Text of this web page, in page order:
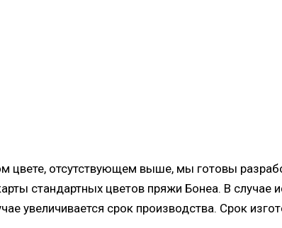
цвете, отсутствующем выше, мы готовы
стандартных цветов пряжи Бонеа. В случае
увеличивается срок производства. Срок